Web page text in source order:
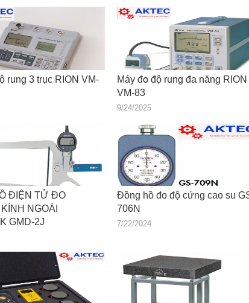
rung 3 trục RION VM-
Máy đo độ rung đa năng RION
VM-83
9/24/2025
ĐIỆN TỬ ĐO
NGOÀI
GMD-2J
Đồng hồ đo độ cứng cao su
706N
7/22/2024